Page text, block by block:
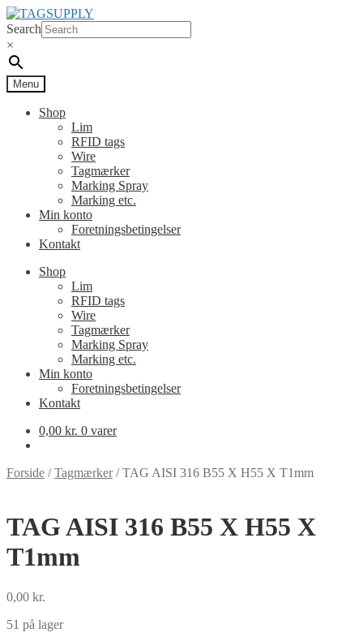
Spring
til
navigation
Spring
til
indhold
Search
×
Menu
Shop
Lim
RFID tags
Wire
Tagmærker
Marking Spray
Marking etc.
Min konto
Foretningsbetingelser
Kontakt
Shop
Lim
RFID tags
Wire
Tagmærker
Marking Spray
Marking etc.
Min konto
Foretningsbetingelser
Kontakt
0,00 kr. 0 varer
Forside /Tagmærker/TAG AISI 316 B55 X H55 X T1mm
TAG AISI 316 B55 X H55 X
T1mm
0,00 kr.
51 på lager